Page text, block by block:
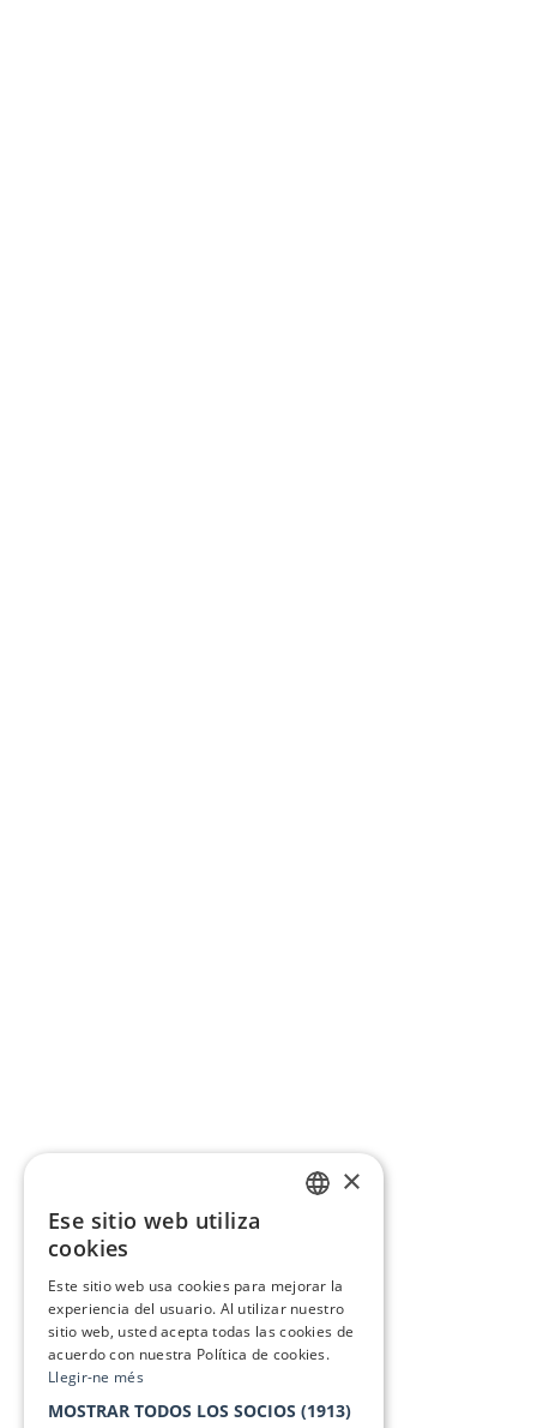
×
Ese sitio web utiliza
cookies
Este sitio web usa cookies para mejorar la
experiencia del usuario. Al utilizar nuestro
sitio web, usted acepta todas las cookies de
acuerdo con nuestra Política de cookies.
Llegir-ne més
MOSTRAR TODOS LOS SOCIOS (1913)